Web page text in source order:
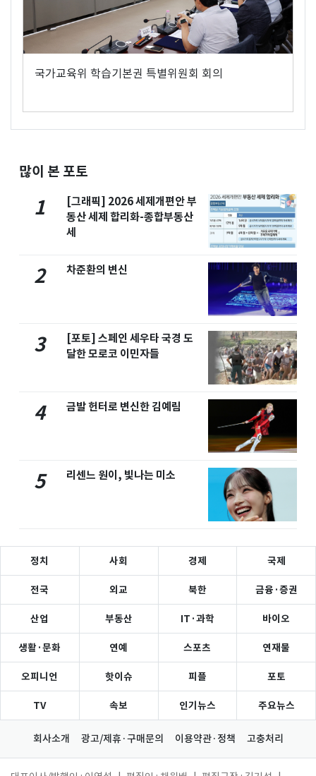
국가교육위 학습기본권 특별위원회 회의
많이 본 포토
1
[그래픽] 2026 세제개편안 부
동산 세제 합리화-종합부동산
세
2 차준환의 변신
3
[포토] 스페인 세우타 국경 도
달한 모로코 이민자들
4 금발 헌터로 변신한 김예림
5 리센느 원이, 빛나는 미소
정치 사회 경제 국제
전국 외교 북한 금융·증권
산업 부동산 IT·과학 바이오
생활·문화 연예 스포츠 연재물
오피니언 핫이슈 피플 포토
TV 속보 인기뉴스 주요뉴스
회사소개 광고/제휴·구매문의 이용약관·정책 고충처리